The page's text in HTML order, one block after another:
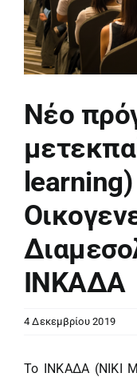
Νέο
ΙΝΚΑΔΑ
4 Δεκεμβρίου 2019
Το ΙΝΚΑΔΑ (NIKI